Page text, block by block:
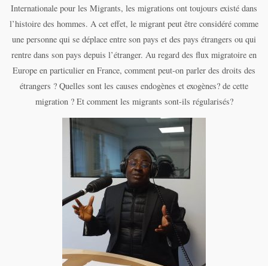
Internationale pour les Migrants, les migrations ont toujours existé dans
l’histoire des hommes. A cet effet, le migrant peut être considéré comme
une personne qui se déplace entre son pays et des pays étrangers ou qui
rentre dans son pays depuis l’étranger. Au regard des flux migratoire en
Europe en particulier en France, comment peut-on parler des droits des
étrangers ? Quelles sont les causes endogènes et exogènes? de cette
migration ? Et comment les migrants sont-ils régularisés?